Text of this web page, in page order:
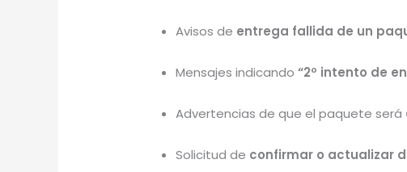
Avisos de entrega fallida de un
Mensajes indicando“2º intento de
Advertencias de que el paquete será
Solicitud de confirmar o actualizar